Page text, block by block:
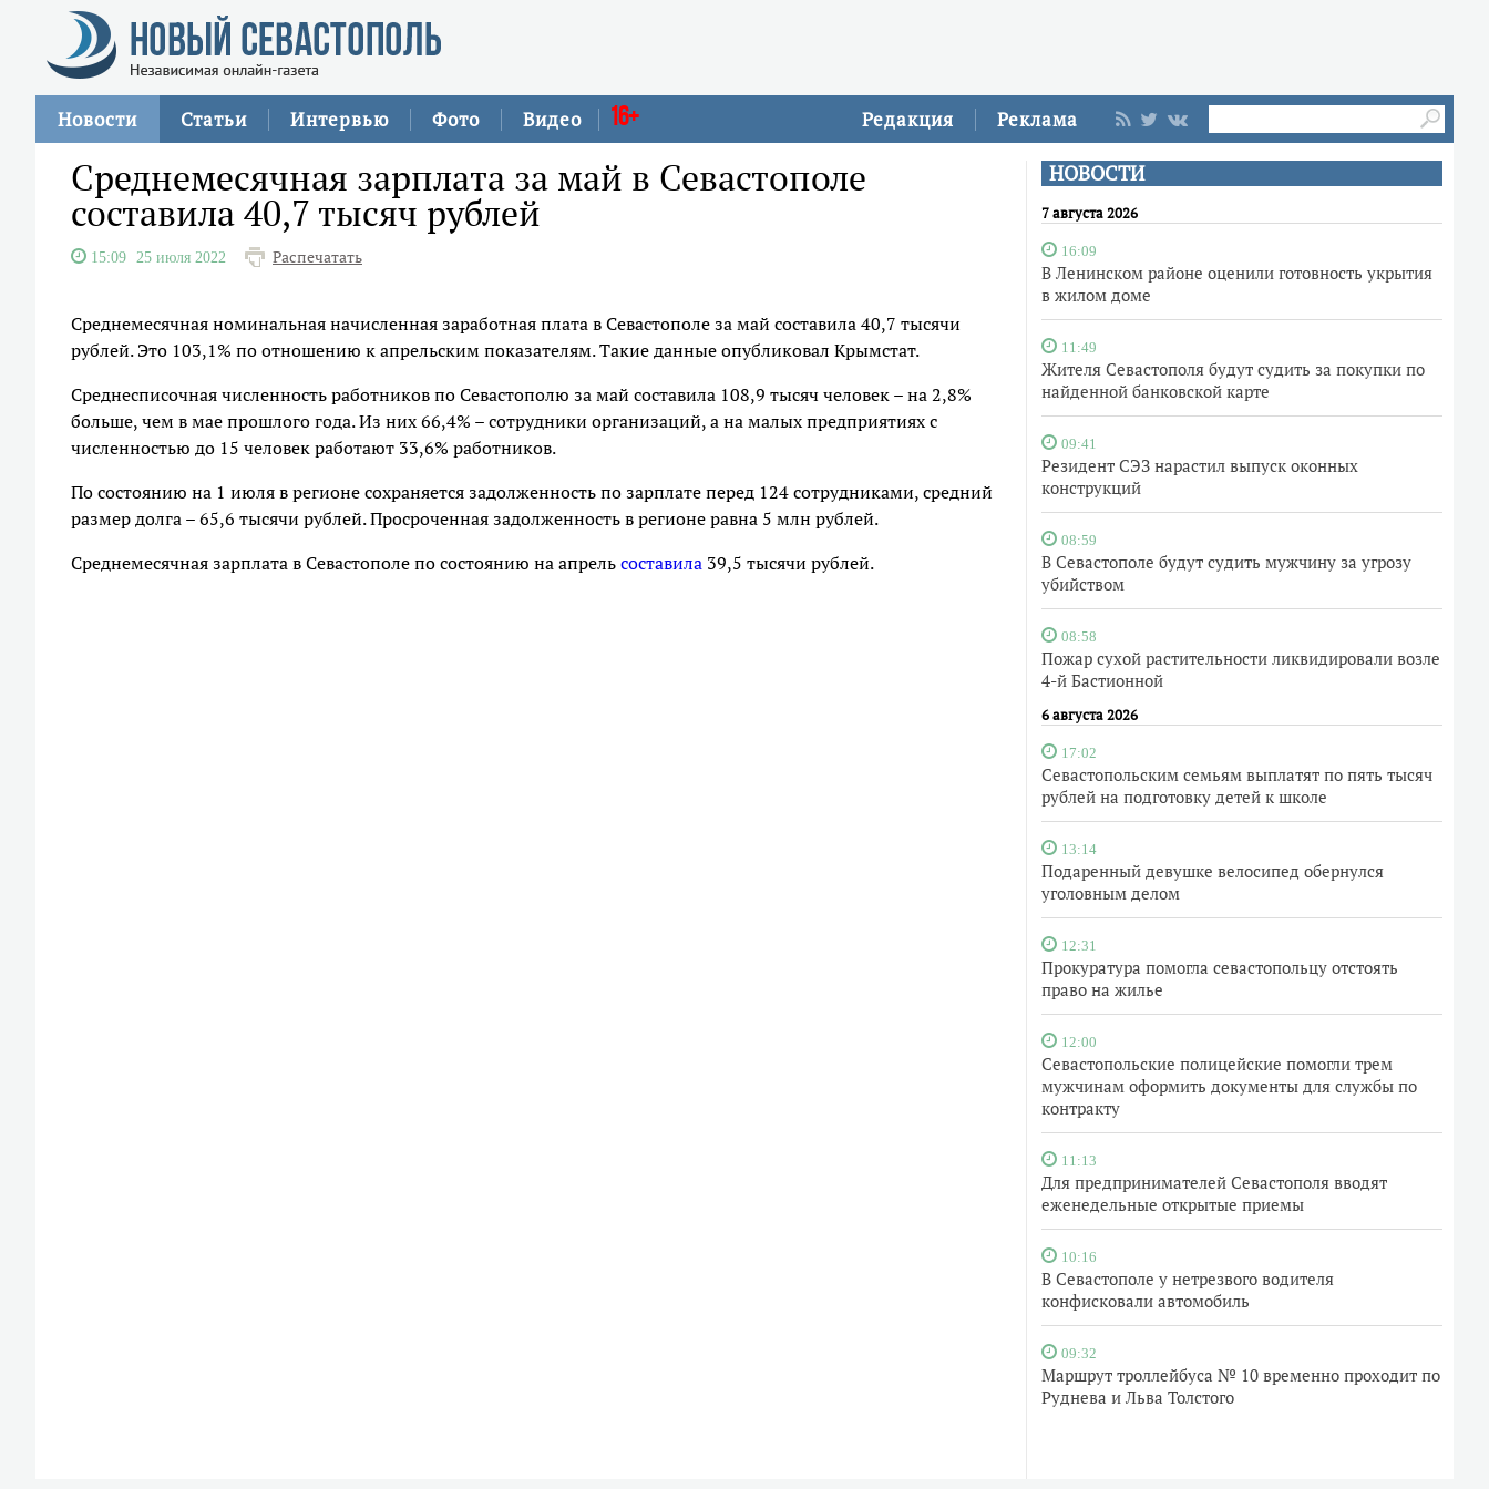
Редакция Реклама
Новости Статьи Интервью Фото Видео 16+
НОВОСТИ
7 августа 2026
16:09
В Ленинском районе оценили готовность укрытия
в жилом доме
11:49
Жителя Севастополя будут судить за покупки по
найденной банковской карте
09:41
Резидент СЭЗ нарастил выпуск оконных
конструкций
08:59
В Севастополе будут судить мужчину за угрозу
убийством
08:58
Пожар сухой растительности ликвидировали возле
4-й Бастионной
6 августа 2026
17:02
Севастопольским семьям выплатят по пять тысяч
рублей на подготовку детей к школе
13:14
Подаренный девушке велосипед обернулся
уголовным делом
12:31
Прокуратура помогла севастопольцу отстоять
право на жилье
12:00
Севастопольские полицейские помогли трем
мужчинам оформить документы для службы по
контракту
11:13
Для предпринимателей Севастополя вводят
еженедельные открытые приемы
10:16
В Севастополе у нетрезвого водителя
конфисковали автомобиль
09:32
Маршрут троллейбуса № 10 временно проходит по
Руднева и Льва Толстого
Среднемесячная зарплата за май в Севастополе
составила 40,7 тысяч рублей
15:09 25 июля 2022 Распечатать
Среднемесячная номинальная начисленная заработная плата в Севастополе за май составила 40,7 тысячи
рублей. Это 103,1% по отношению к апрельским показателям. Такие данные опубликовал Крымстат.
Среднесписочная численность работников по Севастополю за май составила 108,9 тысяч человек – на 2,8%
больше, чем в мае прошлого года. Из них 66,4% – сотрудники организаций, а на малых предприятиях с
численностью до 15 человек работают 33,6% работников.
По состоянию на 1 июля в регионе сохраняется задолженность по зарплате перед 124 сотрудниками, средний
размер долга – 65,6 тысячи рублей. Просроченная задолженность в регионе равна 5 млн рублей.
Среднемесячная зарплата в Севастополе по состоянию на апрельсоставила 39,5 тысячи рублей.